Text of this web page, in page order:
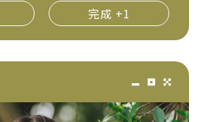
完成 +1